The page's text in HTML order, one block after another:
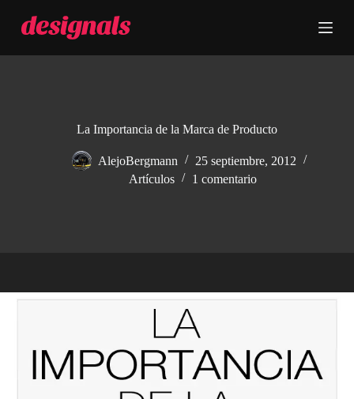
t
La Importancia de la Marca de Producto
AlejoBergmann
25 septiembre, 2012
Artículos
1 comentario